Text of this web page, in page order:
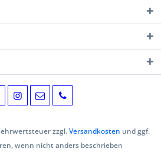
zzgl.Versandkosten und ggf.
wenn nicht anders beschrieben